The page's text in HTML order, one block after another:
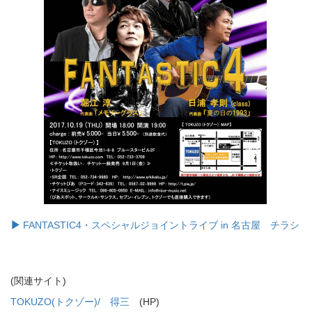
FANTASTIC4・スペシャルジョイントライブ in 名古屋 チラシ
(関連サイト)
TOKUZO(トクゾー)/ 得三 (HP)